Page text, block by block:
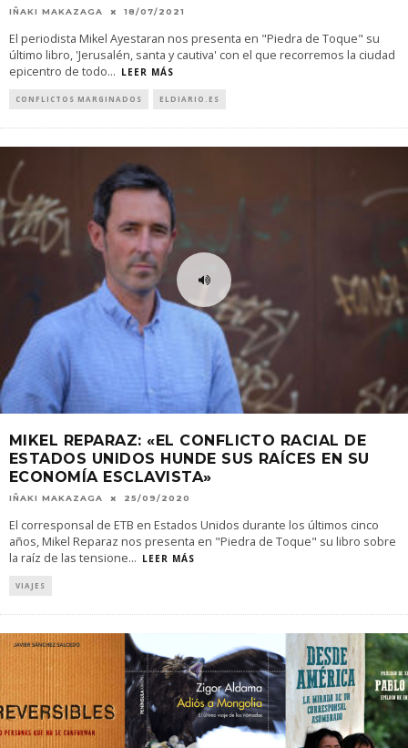
IÑAKI MAKAZAGA 18/07/2021
El periodista Mikel Ayestaran nos presenta en "Piedra de Toque" su
último libro, 'Jerusalén, santa y cautiva' con el que recorremos la ciudad
epicentro de todo... LEER MÁS
CONFLICTOS MARGINADOS ELDIARIO.ES
MIKEL REPARAZ: «EL CONFLICTO RACIAL DE
ESTADOS UNIDOS HUNDE SUS RAÍCES EN SU
ECONOMÍA ESCLAVISTA»
IÑAKI MAKAZAGA 25/09/2020
El corresponsal de ETB en Estados Unidos durante los últimos cinco
años, Mikel Reparaz nos presenta en "Piedra de Toque" su libro sobre
la raíz de las tensione... LEER MÁS
VIAJES